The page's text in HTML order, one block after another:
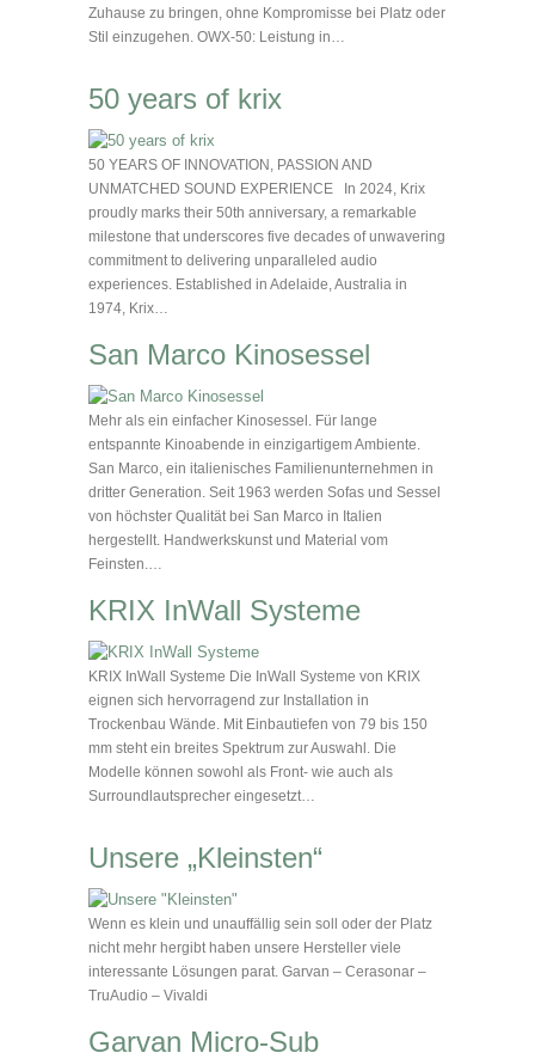
Zuhause zu bringen, ohne Kompromisse bei Platz oder
Stil einzugehen. OWX-50: Leistung in…
50 years of krix
50 YEARS OF INNOVATION, PASSION AND
UNMATCHED SOUND EXPERIENCE In 2024, Krix
proudly marks their 50th anniversary, a remarkable
milestone that underscores five decades of unwavering
commitment to delivering unparalleled audio
experiences. Established in Adelaide, Australia in
1974, Krix…
San Marco Kinosessel
Mehr als ein einfacher Kinosessel. Für lange
entspannte Kinoabende in einzigartigem Ambiente.
San Marco, ein italienisches Familienunternehmen in
dritter Generation. Seit 1963 werden Sofas und Sessel
von höchster Qualität bei San Marco in Italien
hergestellt. Handwerkskunst und Material vom
Feinsten.…
KRIX InWall Systeme
KRIX InWall Systeme Die InWall Systeme von KRIX
eignen sich hervorragend zur Installation in
Trockenbau Wände. Mit Einbautiefen von 79 bis 150
mm steht ein breites Spektrum zur Auswahl. Die
Modelle können sowohl als Front- wie auch als
Surroundlautsprecher eingesetzt…
Unsere „Kleinsten“
Wenn es klein und unauffällig sein soll oder der Platz
nicht mehr hergibt haben unsere Hersteller viele
interessante Lösungen parat. Garvan – Cerasonar –
TruAudio – Vivaldi
Garvan Micro-Sub